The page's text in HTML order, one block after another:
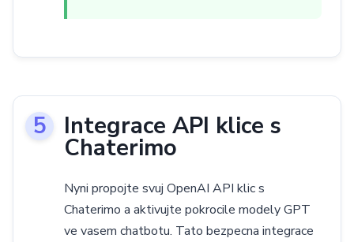
Integrace API klice s
Chaterimo
Nyni propojte svuj OpenAI API klic s
Chaterimo a aktivujte pokrocile modely GPT
ve vasem chatbotu. Tato bezpecna integrace